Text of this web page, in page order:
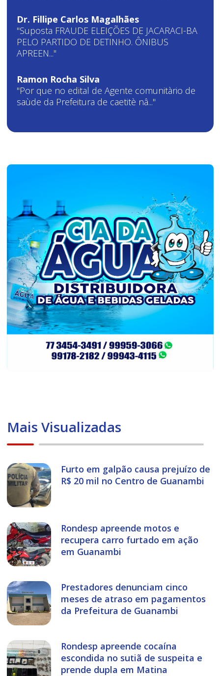
Dr. Fillipe Carlos Magalhães
"Suposta FRAUDE ELEIÇÕES DE JACARACI-BA
PELO PARTIDO DE DETINHO. ÔNIBUS
APREEN..."
Ramon Rocha Silva
"Por que no edital de Agente comunitàrio de
saùde da Prefeitura de caetitè nâ..."
Mais Visualizadas
Furto em galpão causa prejuízo de
R$ 20 mil no Centro de Guanambi
Rondesp apreende motos e
recupera carro furtado em ação
em Guanambi
Prestadores denunciam cinco
meses de atraso em pagamentos
da Prefeitura de Guanambi
Rondesp apreende cocaína
escondida no sutiã de suspeita e
prende dupla em Matina